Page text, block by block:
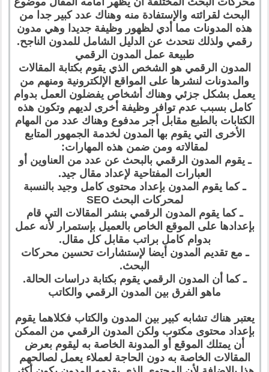
البحث لقرائته والإستفادة منه وهناك عدد كبير جدا من
هذه المدونات مما أدي لظهور وظيفة جديدا وهي مدون
رقمي ولذلك نتحدث عن الدليل الشامل للمدون الناجح.
طبيعة عمل المدون الرقمي
المدون الرقمي هو الشخص الذي يقوم بكتابة المقالات
والمدونات لنشرها على المواقع الإلكترونية ومنهم من
يعمل بشكل جزئي وهناك أشخاص يفضلون العمل بدوام
كامل بسبب عدم توافر وظيفة أخرى لديهم وتكون هذه
الكتابات بالطبع مقابل أجر مدفوع وهناك عدد من المهام
الأخرى التي يقوم بها المدون لخدمة الجمهور المتابع
لمقالاته ومن ضمن هذه المهارات:
ـ يقوم المدون الرقمي بالبحث عن عدد من العناوين أو
العبارات المفتاحية لإعداد مقال جيد.
ـ كما يقوم المدون بإعداد محتوى كامل وجيد بالنسبة
لمحركات البحث SEO
ـ كما يقوم المدون الرقمي بنشر المقالات التي قام
بإعدادها على الموقع الخاص بالعميل بإستمرار لأنه عمل
بدوام كامل براتب مقابل كل مقال.
ـ مع تقديم المدون أيضا لإستشارات تحسين محركات
البحث.
ـ كما أن المدون الرقمي يقوم بكتابة دراسات الحالة.
ماهو الفرق بين المدون الرقمي والكاتب
يعتبر هناك تشابه كبير بين المدون والكتاب فكلاهما يقوم
بإعداد محتوى مكتوب ولكن المدون الرقمي من الممكن
أن يمتلك الموقع أو المدونة الخاصة به ليقوم بعرض
المقالات الخاصة به دون الحاجة لعملاء يعمل لصالحهم